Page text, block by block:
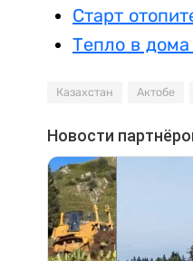
Старт
Тепло в
Казахстан Актобе